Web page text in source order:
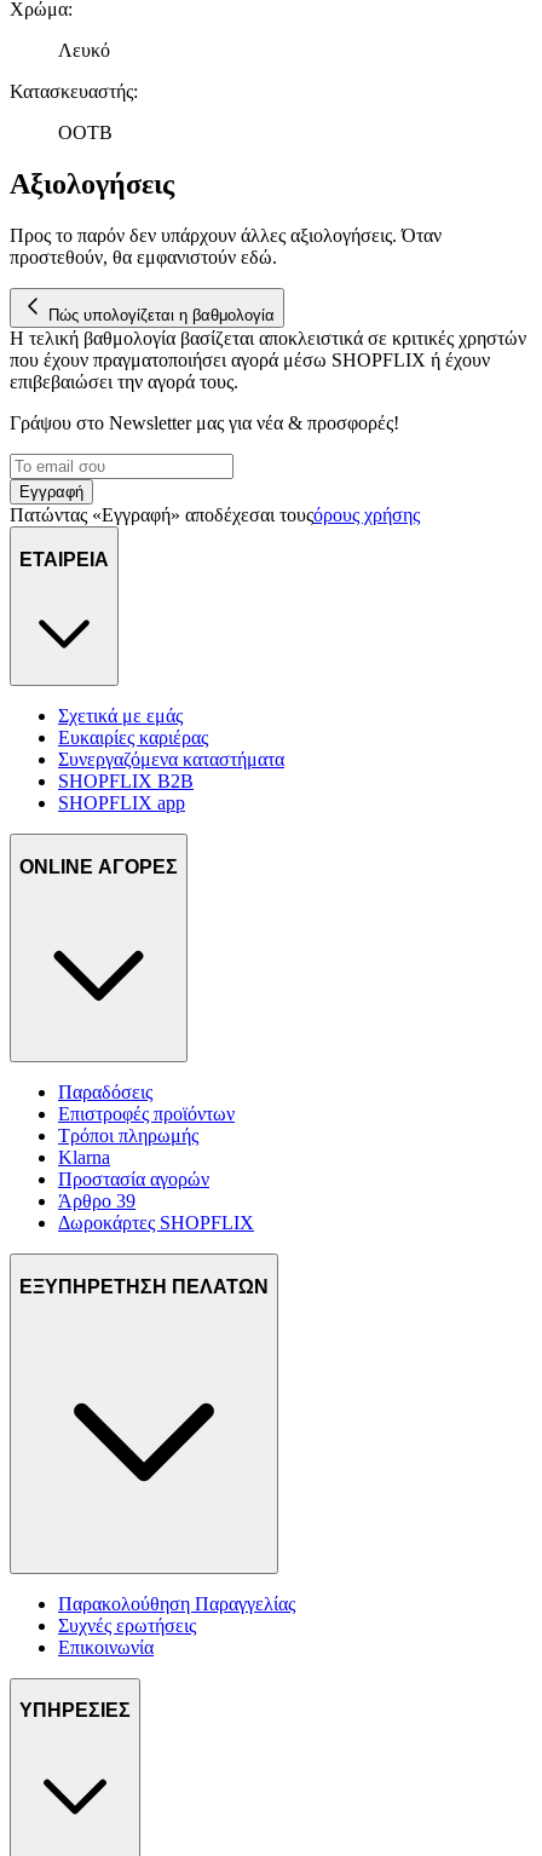
παρέχουμε λειτουργίες μέσων κοινωνικής δικτύωσης και να
αναλύουμε την κυκλοφορία μας. Εμείς και οι 1022 συνεργάτες
διεύθυνση IP σας, χρησιμοποιώντας τεχνολογία όπως cookies
στη συσκευή σας, με σκοπό την προβολή εξατομικευμένων
διαφημίσεων και περιεχομένου, τις μετρήσεις σχετικά με
διαφημίσεις και περιεχόμενο, την καλύτερη εικόνα του κοινού
πληροφορίες σχετικά με την από μέρους σας χρήση της
τοποθεσίας μας στους συνεργάτες μέσων κοινωνικής
δικτύωσης, διαφημίσεων και ανάλυσης.
Χρώμα:
Λευκό
Κατασκευαστής:
OOTB
Αξιολογήσεις
Προς το παρόν δεν υπάρχουν άλλες αξιολογήσεις. Όταν
προστεθούν, θα εμφανιστούν εδώ.
Πώς υπολογίζεται η βαθμολογία
Η τελική βαθμολογία βασίζεται αποκλειστικά σε κριτικές χρηστών
που έχουν πραγματοποιήσει αγορά μέσω SHOPFLIX ή έχουν
επιβεβαιώσει την αγορά τους.
Γράψου στο Νewsletter μας για νέα & προσφορές!
Εγγραφή
Πατώντας «Εγγραφή» αποδέχεσαι τουςόρους χρήσης
ΕΤΑΙΡΕΙΑ
Σχετικά με εμάς
Ευκαιρίες καριέρας
Συνεργαζόμενα καταστήματα
SHOPFLIX B2B
SHOPFLIX app
ONLINE ΑΓΟΡΕΣ
Παραδόσεις
Επιστροφές προϊόντων
Τρόποι πληρωμής
Klarna
Προστασία αγορών
Άρθρο 39
Δωροκάρτες SHOPFLIX
ΕΞΥΠΗΡΕΤΗΣΗ ΠΕΛΑΤΩΝ
Παρακολούθηση Παραγγελίας
Συχνές ερωτήσεις
Επικοινωνία
ΥΠΗΡΕΣΙΕΣ